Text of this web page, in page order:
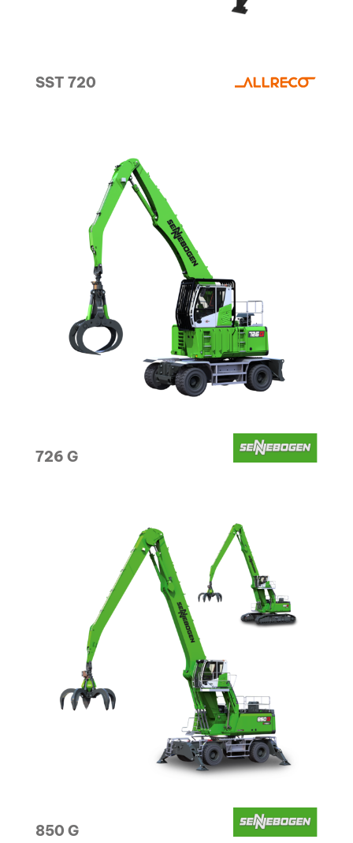
SELECTION
Cesaro Mac Import has the right solutions for the
SST 720
726 G
850 G